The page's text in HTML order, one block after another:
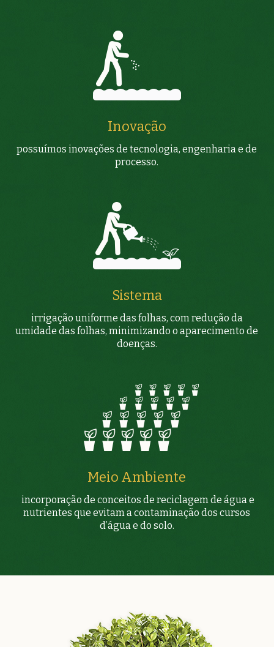
Inovação
possuímos inovações de tecnologia, engenharia e de
processo.
Sistema
irrigação uniforme das folhas, com redução da
umidade das folhas, minimizando o aparecimento de
doenças.
Meio Ambiente
incorporação de conceitos de reciclagem de água e
nutrientes que evitam a contaminação dos cursos
d’água e do solo.